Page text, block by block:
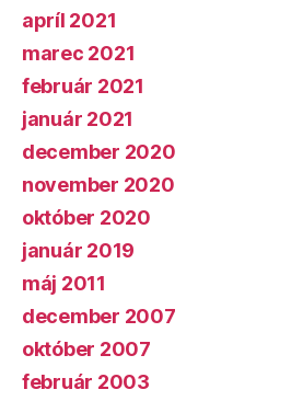
apríl 2021
marec 2021
február 2021
január 2021
december 2020
november 2020
október 2020
január 2019
máj 2011
december 2007
október 2007
február 2003